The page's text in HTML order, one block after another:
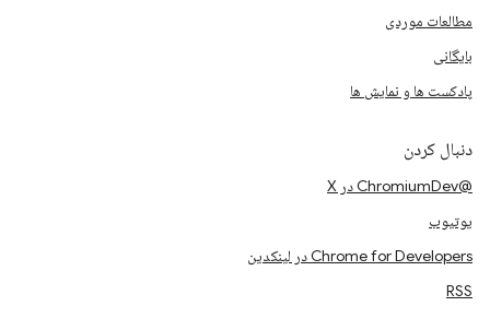
مطالعات موردی
بایگانی
پادکست ها و نمایش ها
دنبال کردن
@ChromiumDev در X
یوتیوب
Chrome for Developers در لینکدین
RSS